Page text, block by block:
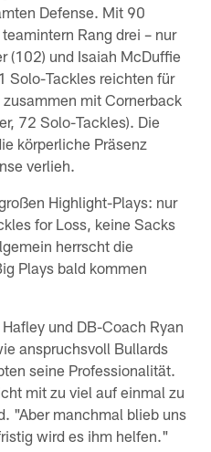
Defense. Mit 90
Rang drei – nur
(102) und Isaiah McDuffie
Solo-Tackles reichten für
mit Cornerback
72 Solo-Tackles). Die
körperliche Präsenz
verlieh.
Highlight-Plays: nur
for Loss, keine Sacks
herrscht die
Plays bald kommen
und DB-Coach Ryan
anspruchsvoll Bullards
seine Professionalität.
mit zu viel auf einmal zu
"Aber manchmal blieb uns
wird es ihm helfen."